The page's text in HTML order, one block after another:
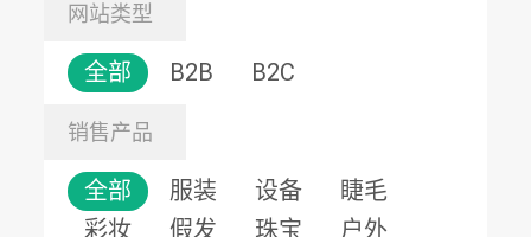
网站类型
全部 B2B B2C
销售产品
全部 服装 设备
睫毛
彩妆
假发 珠宝
户外